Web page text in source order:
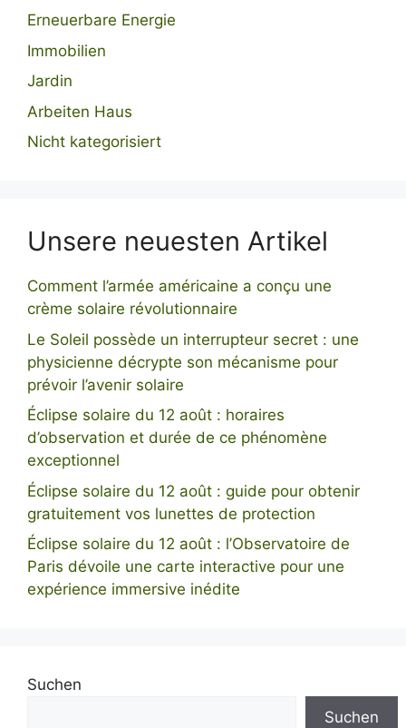
Erneuerbare Energie
Immobilien
Jardin
Arbeiten Haus
Nicht kategorisiert
Unsere neuesten Artikel
Comment l’armée américaine a conçu une
crème solaire révolutionnaire
Le Soleil possède un interrupteur secret : une
physicienne décrypte son mécanisme pour
prévoir l’avenir solaire
Éclipse solaire du 12 août : horaires
d’observation et durée de ce phénomène
exceptionnel
Éclipse solaire du 12 août : guide pour obtenir
gratuitement vos lunettes de protection
Éclipse solaire du 12 août : l’Observatoire de
Paris dévoile une carte interactive pour une
expérience immersive inédite
Suchen
Suchen